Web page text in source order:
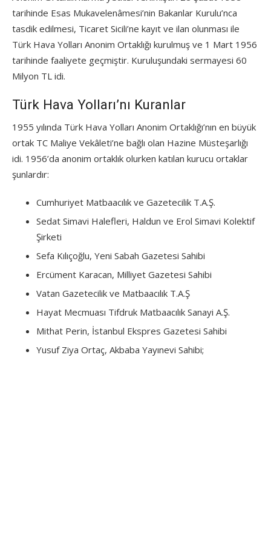
tarihinde Esas Mukavelenâmesi’nin Bakanlar Kurulu’nca
tasdik edilmesi, Ticaret Sicili’ne kayıt ve ilan olunması ile
Türk Hava Yolları Anonim Ortaklığı kurulmuş ve 1 Mart 1956
tarihinde faaliyete geçmiştir. Kuruluşundaki sermayesi 60
Milyon TL idi.
Türk Hava Yolları’nı Kuranlar
1955 yılında Türk Hava Yolları Anonim Ortaklığı’nın en büyük
ortak TC Maliye Vekâleti’ne bağlı olan Hazine Müsteşarlığı
idi. 1956’da anonim ortaklık olurken katılan kurucu ortaklar
şunlardır:
Cumhuriyet Matbaacılık ve Gazetecilik T.A.Ş.
Sedat Simavi Halefleri, Haldun ve Erol Simavi Kolektif
Şirketi
Sefa Kılıçoğlu, Yeni Sabah Gazetesi Sahibi
Ercüment Karacan, Milliyet Gazetesi Sahibi
Vatan Gazetecilik ve Matbaacılık T.A.Ş
Hayat Mecmuası Tifdruk Matbaacılık Sanayi A.Ş.
Mithat Perin, İstanbul Ekspres Gazetesi Sahibi
Yusuf Ziya Ortaç, Akbaba Yayınevi Sahibi;